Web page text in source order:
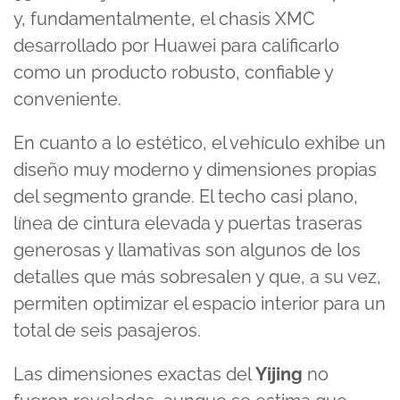
y, fundamentalmente, el chasis XMC
desarrollado por Huawei para calificarlo
como un producto robusto, confiable y
conveniente.
En cuanto a lo estético, el vehículo exhibe un
diseño muy moderno y dimensiones propias
del segmento grande. El techo casi plano,
línea de cintura elevada y puertas traseras
generosas y llamativas son algunos de los
detalles que más sobresalen y que, a su vez,
permiten optimizar el espacio interior para un
total de seis pasajeros.
Las dimensiones exactas delYijing no